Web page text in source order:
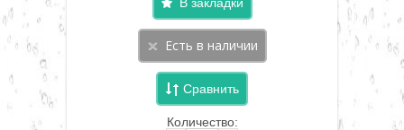
Сравнить
Количество: